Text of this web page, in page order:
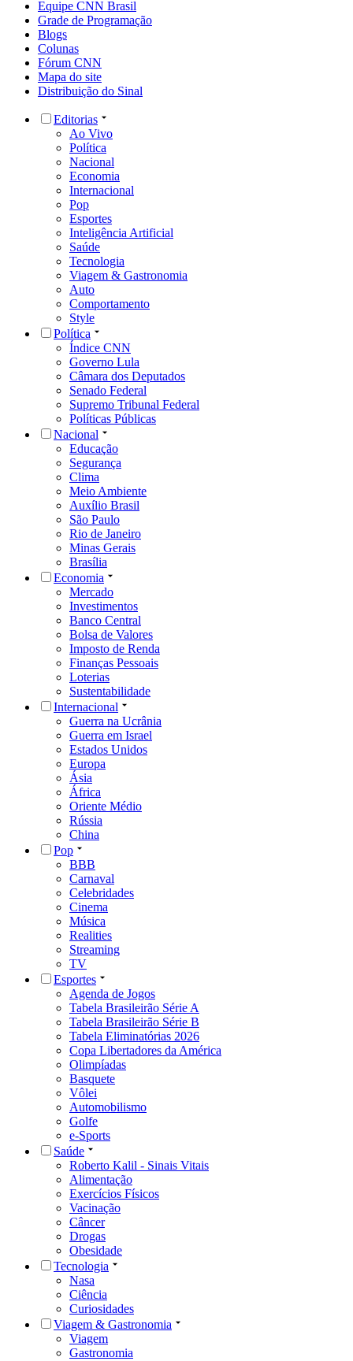
Equipe CNN Brasil
Grade de Programação
Blogs
Colunas
Fórum CNN
Mapa do site
Distribuição do Sinal
Editorias
Ao Vivo
Política
Nacional
Economia
Internacional
Pop
Esportes
Inteligência Artificial
Saúde
Tecnologia
Viagem & Gastronomia
Auto
Comportamento
Style
Política
Índice CNN
Governo Lula
Câmara dos Deputados
Senado Federal
Supremo Tribunal Federal
Políticas Públicas
Nacional
Educação
Segurança
Clima
Meio Ambiente
Auxílio Brasil
São Paulo
Rio de Janeiro
Minas Gerais
Brasília
Economia
Mercado
Investimentos
Banco Central
Bolsa de Valores
Imposto de Renda
Finanças Pessoais
Loterias
Sustentabilidade
Internacional
Guerra na Ucrânia
Guerra em Israel
Estados Unidos
Europa
Ásia
África
Oriente Médio
Rússia
China
Pop
BBB
Carnaval
Celebridades
Cinema
Música
Realities
Streaming
TV
Esportes
Agenda de Jogos
Tabela Brasileirão Série A
Tabela Brasileirão Série B
Tabela Eliminatórias 2026
Copa Libertadores da América
Olimpíadas
Basquete
Vôlei
Automobilismo
Golfe
e-Sports
Saúde
Roberto Kalil - Sinais Vitais
Alimentação
Exercícios Físicos
Vacinação
Câncer
Drogas
Obesidade
Tecnologia
Nasa
Ciência
Curiosidades
Viagem & Gastronomia
Viagem
Gastronomia